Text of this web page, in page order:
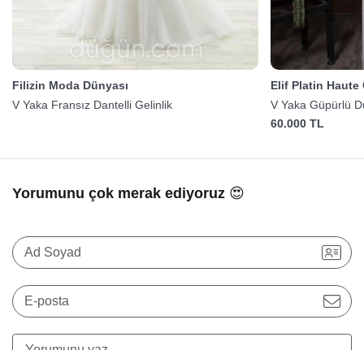
Filizin Moda Dünyası
V Yaka Fransız Dantelli Gelinlik
Elif Platin Haute
V Yaka Güpürlü
60.000 TL
Yorumunu çok merak ediyoruz 😍
Ad Soyad
E-posta